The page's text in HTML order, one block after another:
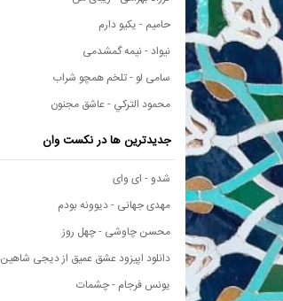
حامیم - یکیو دارم
نیواد - نیمه گمشدمی
سامی لو - تلخم همچو شراب
محمود التركي - عاشق مجنون
جدیدترین ها در نکست وان
شدو - ای وای
مهدی جهانی - دیوونه بودم
محسن چاوشی - چهل روز
دانلود اپیزود عشق عمیق از دیجی شاهین
یونس فرجام - چشمات